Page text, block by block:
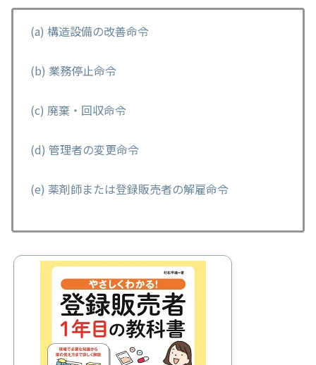
(a) 構造設備の改善命令
(b) 業務停止命令
(c) 廃棄・回収命令
(d) 管理者の変更命令
(e) 薬剤師または登録販売者の解雇命令